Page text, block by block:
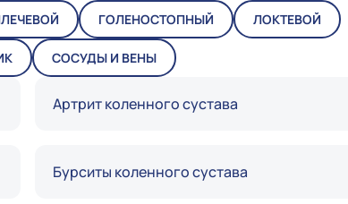
ГОЛЕНОСТОПНЫЙ ЛОКТЕВОЙ
СОСУДЫ И ВЕНЫ
Артрит коленного сустава
Бурситы коленного сустава